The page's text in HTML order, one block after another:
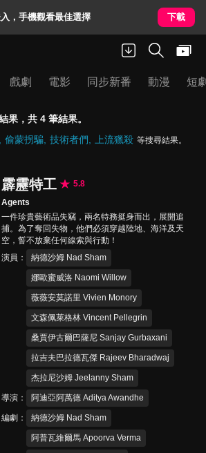
，手機觀看最佳選擇 下載
戲劇 電影 同步新番 動漫 短
果，共 4 筆結果。
偷蒙拐騙 技術者們 上流獵殺 等搜尋結果。
霹靂特工
5.8
Agents
一件珍貴藝術品失竊，兩名特務挺身而出，展開追
捕。為了奪回失物，他們必須穿越陸地、海洋及天
空，誓不放棄任何線索與行動！
演員
納德沙姆 Nad Sham
娜歐蜜威洛 Naomi Willow
薇薇安莫諾里 Vivien Monory
文森佩萊格林 Vincent Pellegrin
桑賈伊古爾巴薩尼 Sanjay Gurbaxani
拉吉夫巴拉德瓦傑 Rajeev Bharadwaj
杰拉尼沙姆 Jeelanny Sham
導演 阿迪亞阿萬德 Aditya Awandhe
編劇 納德沙姆 Nad Sham
阿普瓦維爾馬 Apoorva Verma